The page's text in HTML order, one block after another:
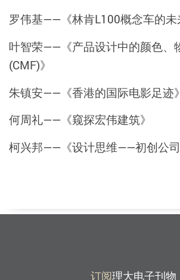
罗伟基——《林肯L100概念车的未
叶智荣——《产品设计中的颜色、
(CMF)》
朱镇安——《香港的国际电影足迹》
何周礼——《窥探宏伟建筑》
柯兴邦——《设计思维——初创公司
订阅理大电子刊物